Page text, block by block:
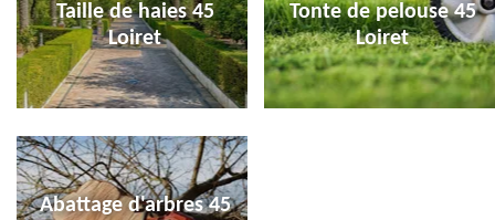
Taille de haies 45
Loiret
Tonte de pelouse 45
Loiret
Abattage d'arbres 45